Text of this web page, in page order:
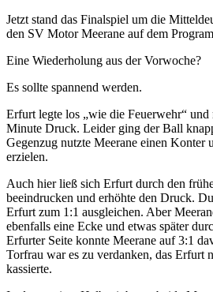
Jetzt stand das Finalspiel um die
den SV Motor Meerane auf dem
Eine Wiederholung aus der Vorwoche?
Es sollte spannend werden.
Erfurt legte los „wie die Feuerwehr“ und
Minute Druck. Leider ging der Ball
Gegenzug nutzte Meerane einen Konter
erzielen.
Auch hier ließ sich Erfurt durch den
beeindrucken und erhöhte den Druck.
Erfurt zum 1:1 ausgleichen. Aber
ebenfalls eine Ecke und etwas später
Erfurter Seite konnte Meerane auf 3:1
Torfrau war es zu verdanken, das Erfurt
kassierte.